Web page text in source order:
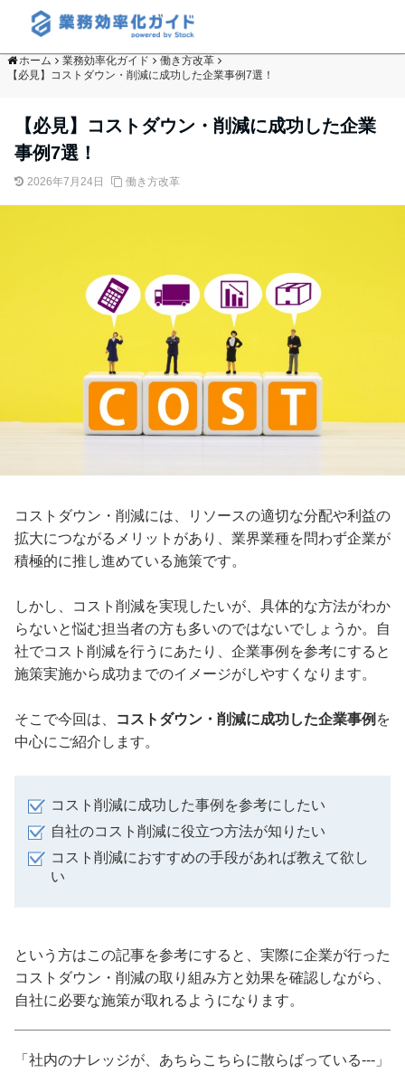
ホーム 業務効率化ガイド
働き方改革
【必見】コストダウン・削減に成功した企業事例7選！
【必見】コストダウン・削減に成功した企業
事例7選！
2026年7月24日 働き方改革
コストダウン・削減には、リソースの適切な分配や利益の
拡大につながるメリットがあり、業界業種を問わず企業が
積極的に推し進めている施策です。
しかし、コスト削減を実現したいが、具体的な方法がわか
らないと悩む担当者の方も多いのではないでしょうか。自
社でコスト削減を行うにあたり、企業事例を参考にすると
施策実施から成功までのイメージがしやすくなります。
そこで今回は、 コストダウン・削減に成功した企業事例 を
中心にご紹介します。
コスト削減に成功した事例を参考にしたい
自社のコスト削減に役立つ方法が知りたい
コスト削減におすすめの手段があれば教えて欲し
い
という方はこの記事を参考にすると、実際に企業が行った
コストダウン・削減の取り組み方と効果を確認しながら、
自社に必要な施策が取れるようになります。
「社内のナレッジが、あちらこちらに散らばっている---」